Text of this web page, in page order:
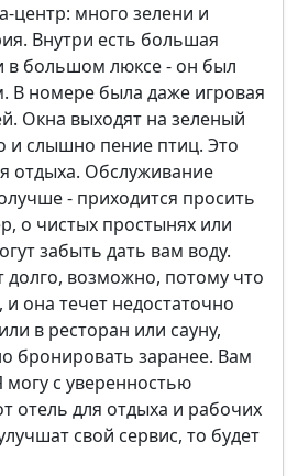
центр: много зелени и
Внутри есть большая
в большом люксе - он был
В номере была даже игровая
Окна выходят на зеленый
и слышно пение птиц. Это
отдыха. Обслуживание
- приходится просить
о чистых простынях или
забыть дать вам воду.
долго, возможно, потому что
она течет недостаточно
в ресторан или сауну,
бронировать заранее. Вам
могу с уверенностью
отель для отдыха и рабочих
свой сервис, то будет